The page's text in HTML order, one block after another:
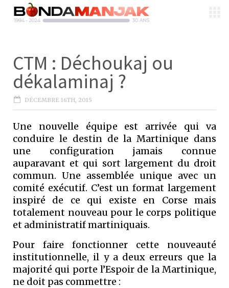
CTM : Déchoukaj ou
dékalaminaj ?
DÉCEMBRE 16TH, 2015
Une nouvelle équipe est arrivée qui va
conduire le destin de la Martinique dans
une configuration jamais connue
auparavant et qui sort largement du droit
commun. Une assemblée unique avec un
comité exécutif. C’est un format largement
inspiré de ce qui existe en Corse mais
totalement nouveau pour le corps politique
et administratif martiniquais.
Pour faire fonctionner cette nouveauté
institutionnelle, il y a deux erreurs que la
majorité qui porte l’Espoir de la Martinique,
ne doit pas commettre :